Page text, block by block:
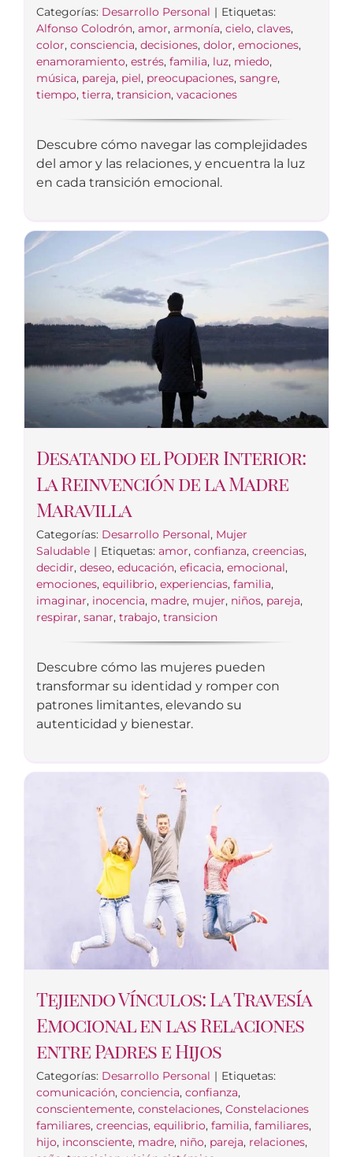
Categorías: Desarrollo Personal | Etiquetas:
Alfonso Colodrón, amor, armonía, cielo, claves,
color, consciencia, decisiones, dolor, emociones,
enamoramiento, estrés, familia, luz, miedo,
música, pareja, piel, preocupaciones, sangre,
tiempo, tierra, transicion, vacaciones
Descubre cómo navegar las complejidades
del amor y las relaciones, y encuentra la luz
en cada transición emocional.
Desatando el Poder Interior:
La Reinvención de la Madre
Maravilla
Categorías: Desarrollo Personal, Mujer
Saludable | Etiquetas: amor, confianza, creencias,
decidir, deseo, educación, eficacia, emocional,
emociones, equilibrio, experiencias, familia,
imaginar, inocencia, madre, mujer, niños, pareja,
respirar, sanar, trabajo, transicion
Descubre cómo las mujeres pueden
transformar su identidad y romper con
patrones limitantes, elevando su
autenticidad y bienestar.
Tejiendo Vínculos: La Travesía
Emocional en las Relaciones
entre Padres e Hijos
Categorías: Desarrollo Personal | Etiquetas:
comunicación, conciencia, confianza,
conscientemente, constelaciones, Constelaciones
familiares, creencias, equilibrio, familia, familiares,
hijo, inconsciente, madre, niño, pareja, relaciones,